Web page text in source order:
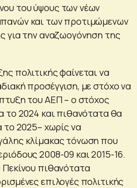
του ύψους των νέων
και των προτιμώμενων
για την αναζωογόνηση της
πολιτικής φαίνεται να
προσέγγιση, με στόχο να
του ΑΕΠ – ο στόχος
το 2024 και πιθανότατα θα
το 2025– χωρίς να
κλίμακας τόνωση που
2008-09 και 2015-16.
πιθανότατα
επιλογές πολιτικής